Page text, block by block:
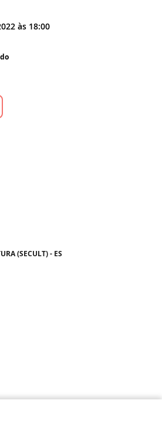
às 18:00
(SECULT) - ES